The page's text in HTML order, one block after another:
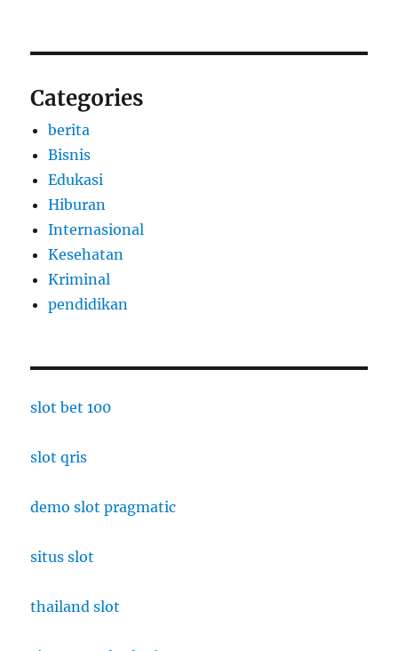
Categories
berita
Bisnis
Edukasi
Hiburan
Internasional
Kesehatan
Kriminal
pendidikan
slot bet 100
slot qris
demo slot pragmatic
situs slot
thailand slot